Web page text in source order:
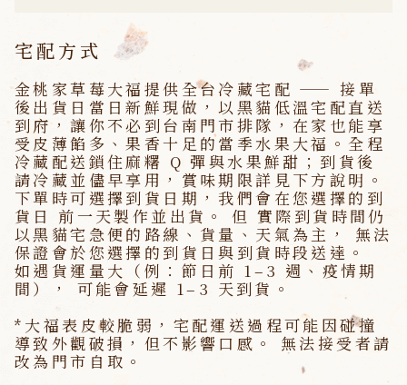
宅配方式
金桃家草莓大福提供全台冷藏宅配 —— 接單
後出貨日當日新鮮現做，以黑貓低溫宅配直送
到府，讓你不必到台南門市排隊，在家也能享
受皮薄餡多、果香十足的當季水果大福。全程
冷藏配送鎖住麻糬 Q 彈與水果鮮甜；到貨後
請冷藏並儘早享用，賞味期限詳見下方說明。
下單時可選擇到貨日期，我們會在您選擇的到
貨日 前一天製作並出貨。 但 實際到貨時間仍
以黑貓宅急便的路線、貨量、天氣為主， 無法
保證會於您選擇的到貨日與到貨時段送達。
如遇貨運量大（例：節日前 1–3 週、疫情期
間）， 可能會延遲 1–3 天到貨。
*大福表皮較脆弱，宅配運送過程可能因碰撞
導致外觀破損，但不影響口感。 無法接受者請
改為門市自取。